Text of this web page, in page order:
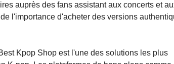
auprès des fans assistant aux concerts et
l'importance d'acheter des versions
Kpop Shop est l'une des solutions les plus